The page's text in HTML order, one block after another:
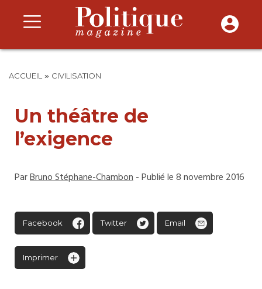
ACCUEIL » CIVILISATION
Un théâtre de
l’exigence
ParBruno Stéphane-Chambon- Publié le 8 novembre 2016
Facebook Twitter Email
Imprimer